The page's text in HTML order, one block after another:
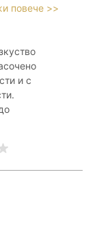
повече >>
и с